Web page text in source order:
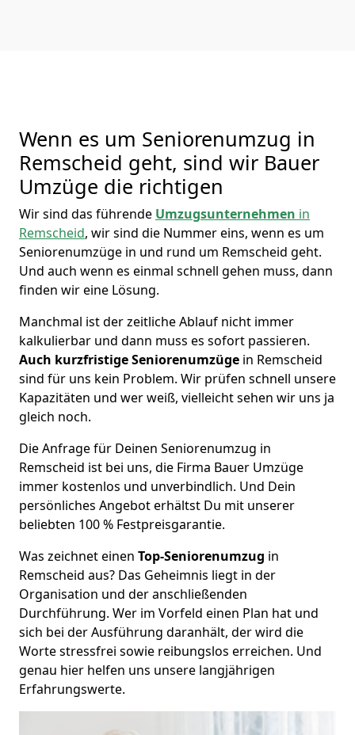
Wenn es um Seniorenumzug in
Remscheid geht, sind wir Bauer
Umzüge die richtigen
Wir sind das führende Umzugsunternehmen in
Remscheid, wir sind die Nummer eins, wenn es um
Seniorenumzüge in und rund um Remscheid geht.
Und auch wenn es einmal schnell gehen muss, dann
finden wir eine Lösung.
Manchmal ist der zeitliche Ablauf nicht immer
kalkulierbar und dann muss es sofort passieren.
Auch kurzfristige Seniorenumzüge in Remscheid
sind für uns kein Problem. Wir prüfen schnell unsere
Kapazitäten und wer weiß, vielleicht sehen wir uns ja
gleich noch.
Die Anfrage für Deinen Seniorenumzug in
Remscheid ist bei uns, die Firma Bauer Umzüge
immer kostenlos und unverbindlich. Und Dein
persönliches Angebot erhältst Du mit unserer
beliebten 100 % Festpreisgarantie.
Was zeichnet einen Top-Seniorenumzug in
Remscheid aus? Das Geheimnis liegt in der
Organisation und der anschließenden
Durchführung. Wer im Vorfeld einen Plan hat und
sich bei der Ausführung daranhält, der wird die
Worte stressfrei sowie reibungslos erreichen. Und
genau hier helfen uns unsere langjährigen
Erfahrungswerte.